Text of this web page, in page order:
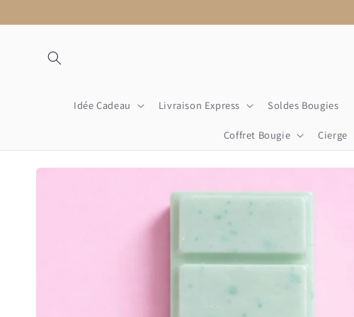
au
Idée Cadeau Livraison Express Soldes Bougies
Coffret Bougie Cierge
Passer aux